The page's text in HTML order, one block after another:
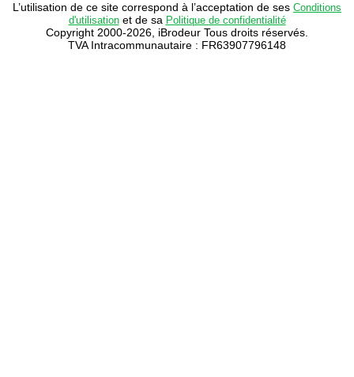
L’utilisation de ce site correspond à l’acceptation de ses Conditions
d'utilisationet de sa Politique de confidentialité
Copyright 2000-2026, iBrodeur Tous droits réservés.
TVA Intracommunautaire : FR63907796148